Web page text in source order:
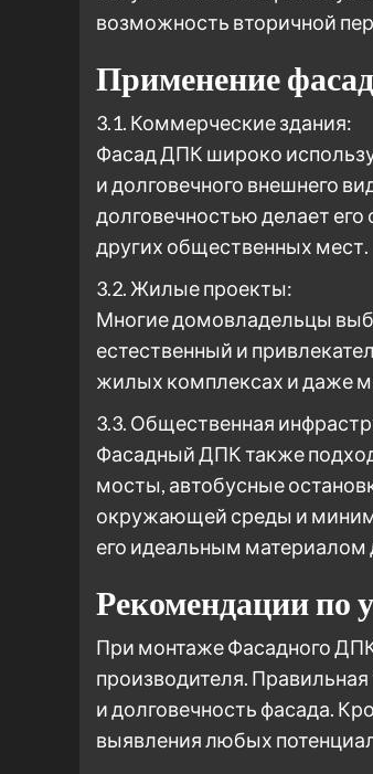
возможность вторичной
Применение
3.1. Коммерческие здания:
Фасад ДПК широко
и долговечного внешнего
долговечностью делает
других общественных мест.
3.2. Жилые проекты:
Многие домовладельцы
естественный и
жилых комплексах и даже
3.3. Общественная
Фасадный ДПК также
мосты, автобусные
окружающей среды и
его идеальным материалом
Рекомендации по
При монтаже Фасадного
производителя.
и долговечность фасада.
выявления любых